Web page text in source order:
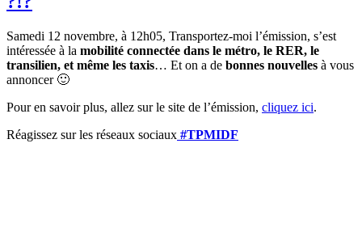
Samedi 12 novembre, à 12h05, Transportez-moi l’émission, s’est
intéressée à la mobilité connectée dans le métro, le RER, le
transilien, et même les taxis… Et on a de bonnes nouvelles à vous
annoncer 🙂
Pour en savoir plus, allez sur le site de l’émission, cliquez ici.
Réagissez sur les réseaux sociaux #TPMIDF